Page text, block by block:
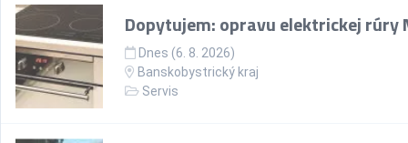
Dopytujem: opravu elektrickej rúry
Dnes (6. 8. 2026)
Banskobystrický kraj
Servis